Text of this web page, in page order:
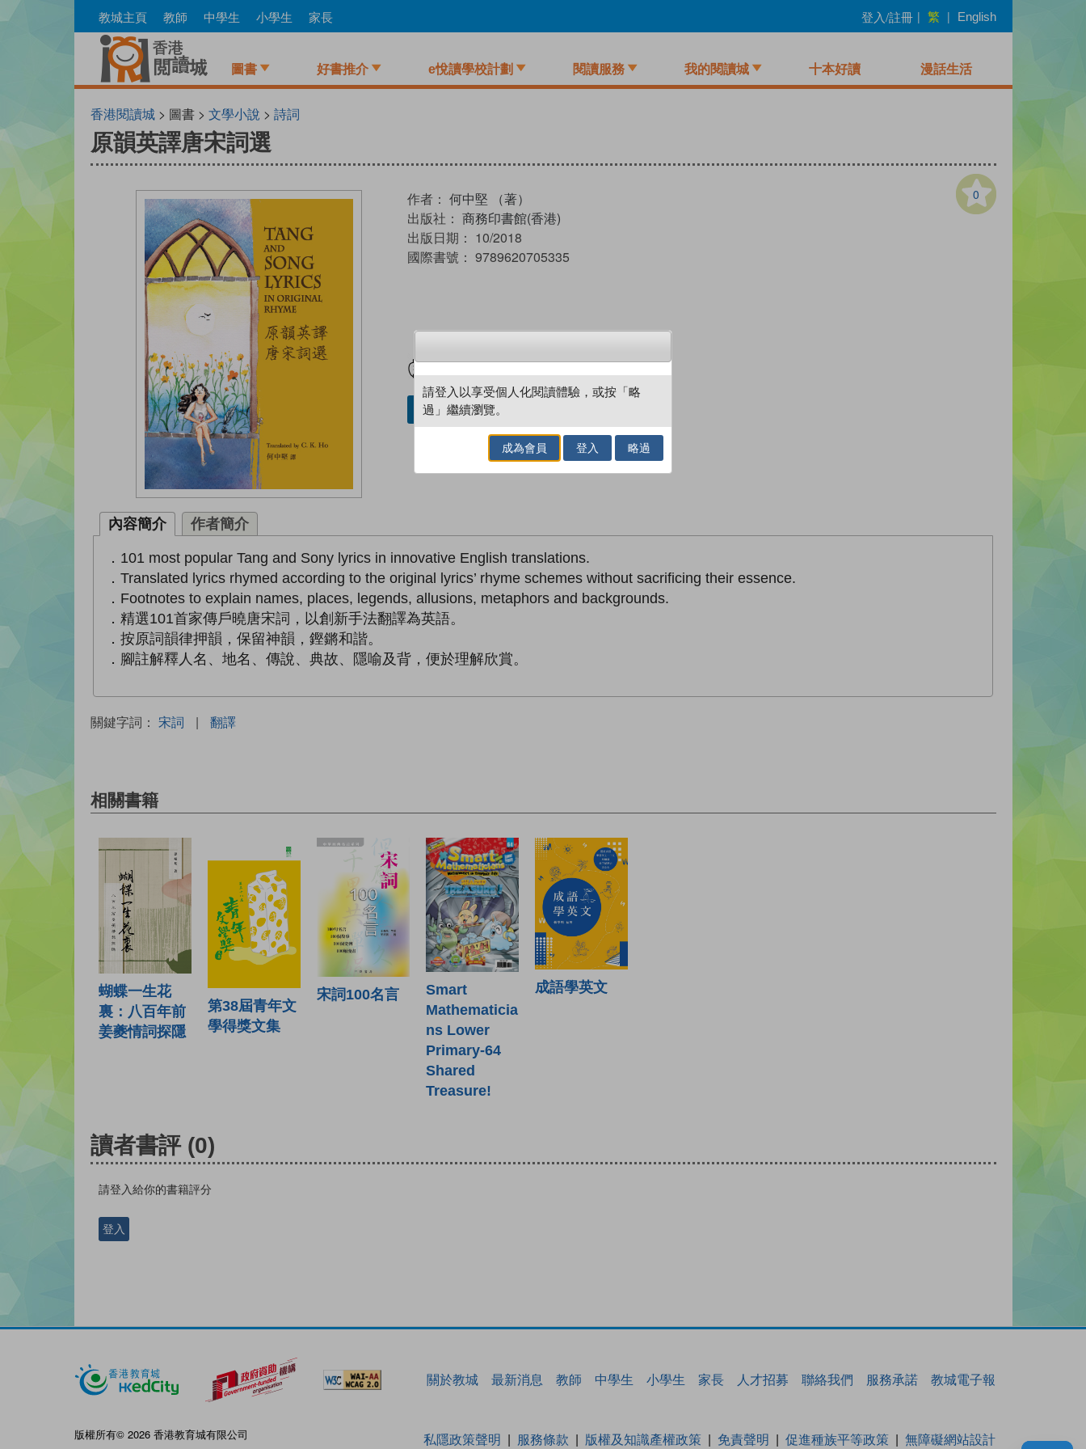
to
教城主頁 教師 中學生 小學生 家長 登入/註冊 | 繁 | English
圖書 好書推介 e悅讀學校計劃 閱讀服務 我的閱讀城 十本好讀 漫話生活
香港閱讀城> 圖書 > 文學小說 > 詩詞
原韻英譯唐宋詞選
0
作者： 何中堅 （著）
出版社： 商務印書館(香港)
出版日期： 10/2018
國際書號： 9789620705335
借閱實體書
內容簡介 作者簡介
．101 most popular Tang and Sony lyrics in innovative English translations.
．Translated lyrics rhymed according to the original lyrics’ rhyme schemes without sacrificing their essence.
．Footnotes to explain names, places, legends, allusions, metaphors and backgrounds.
．精選101首家傳戶曉唐宋詞，以創新手法翻譯為英語。
．按原詞韻律押韻，保留神韻，鏗鏘和諧。
．腳註解釋人名、地名、傳說、典故、隱喻及背，便於理解欣賞。
關鍵字詞： 宋詞 | 翻譯
相關書籍
蝴蝶一生花
裏：八百年前
姜夔情詞探隱
第38屆青年文
學得獎文集
宋詞100名言
Smart
Mathematicia
ns Lower
Primary-64
Shared
Treasure!
成語學英文
讀者書評 (0)
請登入給你的書籍評分
登入
關於教城 最新消息 教師 中學生 小學生 家長 人才招募 聯絡我們 服務承諾 教城電子報
版權所有© 2026 香港教育城有限公司 私隱政策聲明 服務條款 版權及知識產權政策 免責聲明 促進種族平等政策 無障礙網站設計
請登入以享受個人化閱讀體驗，或按「略
過」繼續瀏覽。
成為會員 登入 略過